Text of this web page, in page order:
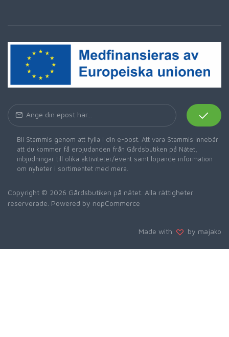
Bli Stammis genom att fylla i din e-post. Att vara Stammis innebär
att du kommer få erbjudanden från Gårdsbutiken på Nätet,
inbjudningar till olika aktiviteter/event samt löpande information
om nyheter i sortimentet med mera.
Copyright © 2026 Gårdsbutiken på nätet. Alla rättigheter
reserverade. Powered by nopCommerce
Made with by majako